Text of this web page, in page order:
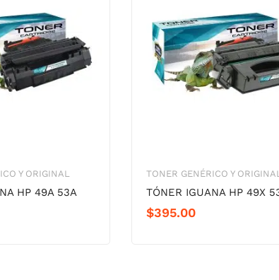
Y ORIGINAL
HP 49A 53A
TONER GENÉRICO Y
TÓNER IGUANA HP 49X
$395.00